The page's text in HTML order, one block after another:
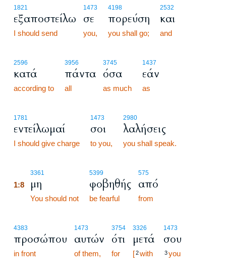
1821
εξαποστείλω
I should send
1473
σε
you,
4198
πορεύση
you shall go;
2532
και
and
2596
κατά
according to
3956
πάντα
all
3745
όσα
as much
1437
εάν
as
1781
εντείλωμαί
I should give charge
1473
σοι
to you,
2980
λαλήσεις
you shall speak.
3361
1:8 μη
You should not
5399
φοβηθής
be fearful
575
από
from
4383
προσώπου
in front
1473
αυτών
of them,
3754
ότι
for
3326
μετά
[2with
1473
σου
3you